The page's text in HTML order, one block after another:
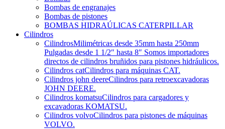
Bombas de engranajes
Bombas de pistones
BOMBAS HIDRAÚLICAS CATERPILLAR
Cilindros
CilindrosMilimétricas desde 35mm hasta 250mm
Pulgadas desde 1 1/2″ hasta 8″ Somos importadores
directos de cilindros bruñidos para pistones hidráulicos.
Cilindros catCilindros para máquinas CAT.
Cilindros john deereCilindros para retroexcavadoras
JOHN DEERE.
Cilindros komatsuCilindros para cargadores y
excavadoras KOMATSU.
Cilindros volvoCilindros para pistones de máquinas
VOLVO.